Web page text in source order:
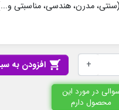
(سنتی، مدرن، هندسی، مناسبتی
+

در مورد این
محصول دارم